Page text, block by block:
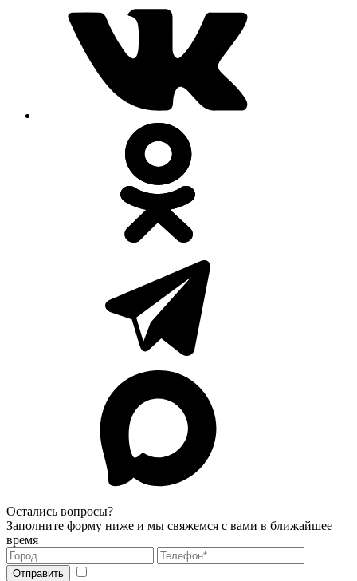
Остались вопросы?
Заполните форму ниже и мы свяжемся с вами в ближайшее
время